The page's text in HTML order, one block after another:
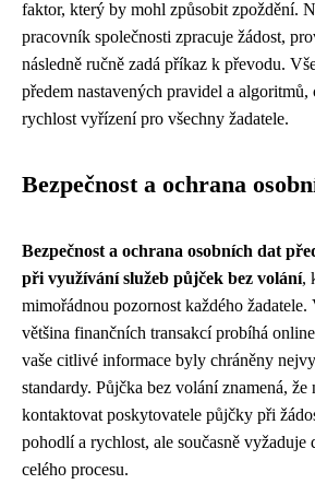
faktor, který by mohl způsobit zpoždění.
pracovník společnosti zpracuje žádost,
následně ručně zadá příkaz k převodu.
předem nastavených pravidel a
rychlost vyřízení pro všechny žadatele.
Bezpečnost a ochrana
Bezpečnost a ochrana osobních dat
při využívání služeb půjček bez volání,
mimořádnou pozornost každého
většina finančních transakcí probíhá
vaše citlivé informace byly chráněny
standardy. Půjčka bez volání znamená,
kontaktovat poskytovatele půjčky při
pohodlí a rychlost, ale současně vyžaduje
celého procesu.